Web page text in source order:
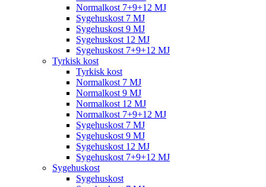
Normalkost 7+9+12 MJ
Sygehuskost 7 MJ
Sygehuskost 9 MJ
Sygehuskost 12 MJ
Sygehuskost 7+9+12 MJ
Tyrkisk kost
Tyrkisk kost
Normalkost 7 MJ
Normalkost 9 MJ
Normalkost 12 MJ
Normalkost 7+9+12 MJ
Sygehuskost 7 MJ
Sygehuskost 9 MJ
Sygehuskost 12 MJ
Sygehuskost 7+9+12 MJ
Sygehuskost
Sygehuskost